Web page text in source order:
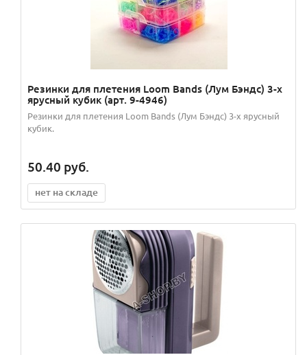
Резинки для плетения Loom Bands (Лум Бэндс) 3-х
ярусный кубик (арт. 9-4946)
Резинки для плетения Loom Bands (Лум Бэндс) 3-х ярусный
кубик.
50.40 руб.
нет на складе